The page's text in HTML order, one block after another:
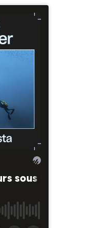
sous la mer,